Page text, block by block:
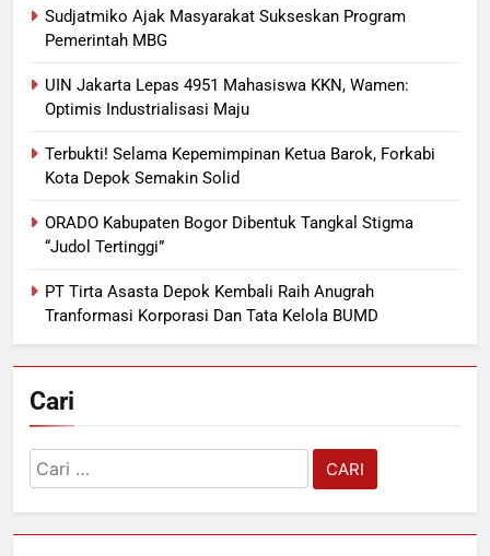
Sudjatmiko Ajak Masyarakat Sukseskan Program
Pemerintah MBG
UIN Jakarta Lepas 4951 Mahasiswa KKN, Wamen:
Optimis Industrialisasi Maju
Terbukti! Selama Kepemimpinan Ketua Barok, Forkabi
Kota Depok Semakin Solid
ORADO Kabupaten Bogor Dibentuk Tangkal Stigma
“Judol Tertinggi”
PT Tirta Asasta Depok Kembali Raih Anugrah
Tranformasi Korporasi Dan Tata Kelola BUMD
Cari
Cari
untuk: